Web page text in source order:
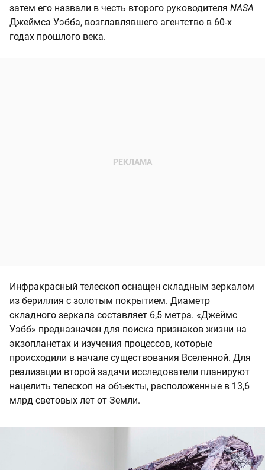
затем его назвали в честь второго руководителя NASA
Джеймса Уэбба, возглавлявшего агентство в 60-х
годах прошлого века.
Инфракрасный телескоп оснащен складным зеркалом
из бериллия с золотым покрытием. Диаметр
складного зеркала составляет 6,5 метра. «Джеймс
Уэбб» предназначен для поиска признаков жизни на
экзопланетах и изучения процессов, которые
происходили в начале существования Вселенной. Для
реализации второй задачи исследователи планируют
нацелить телескоп на объекты, расположенные в 13,6
млрд световых лет от Земли.